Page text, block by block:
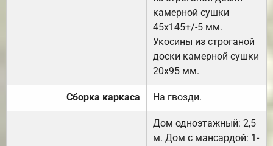
камерной сушки
45х145+/-5 мм.
Укосины из строганой
доски камерной сушки
20х95 мм.
Сборка каркаса На гвозди.
Дом одноэтажный: 2,5
м. Дом с мансардой: 1-